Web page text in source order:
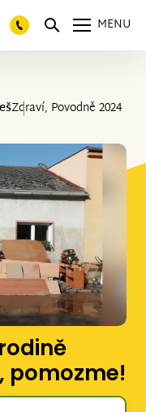
MENU
Zdraví, Povodně 2024
pomozme!